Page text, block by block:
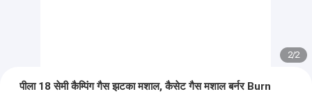
2/2
पीला 18 सेमी कैम्पिंग गैस झटका मशाल, कैसेट गैस मशाल बर्नर Burn